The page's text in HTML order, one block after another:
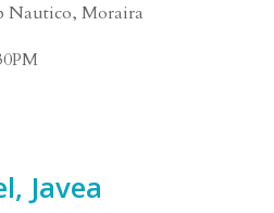
Nautico, Moraira
Javea